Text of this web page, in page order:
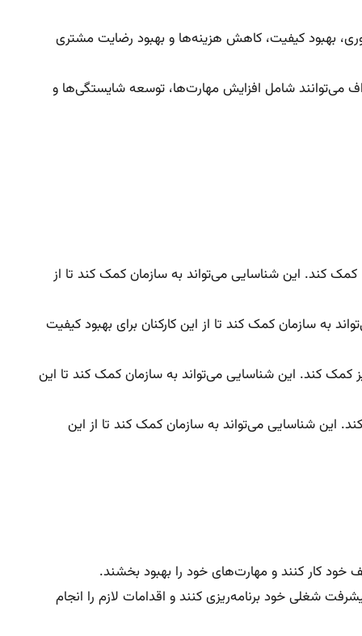
بهبود کیفیت، کاهش هزینه‌ها و بهبود رضایت مشتری
می‌توانند شامل افزایش مهارت‌ها، توسعه شایستگی‌ها و
کند. این شناسایی می‌تواند به سازمان کمک کند تا از
به سازمان کمک کند تا از این کارکنان برای بهبود کیفیت
کمک کند. این شناسایی می‌تواند به سازمان کمک کند تا این
این شناسایی می‌تواند به سازمان کمک کند تا از این
کار کنند و مهارت‌های خود را بهبود بخشند.
شغلی خود برنامه‌ریزی کنند و اقدامات لازم را انجام